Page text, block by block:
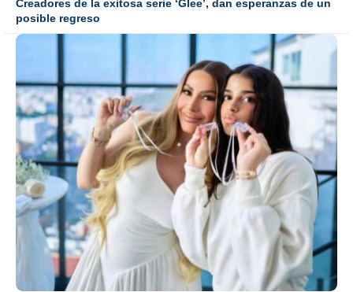
Creadores de la exitosa serie ‘Glee’, dan esperanzas de un
posible regreso